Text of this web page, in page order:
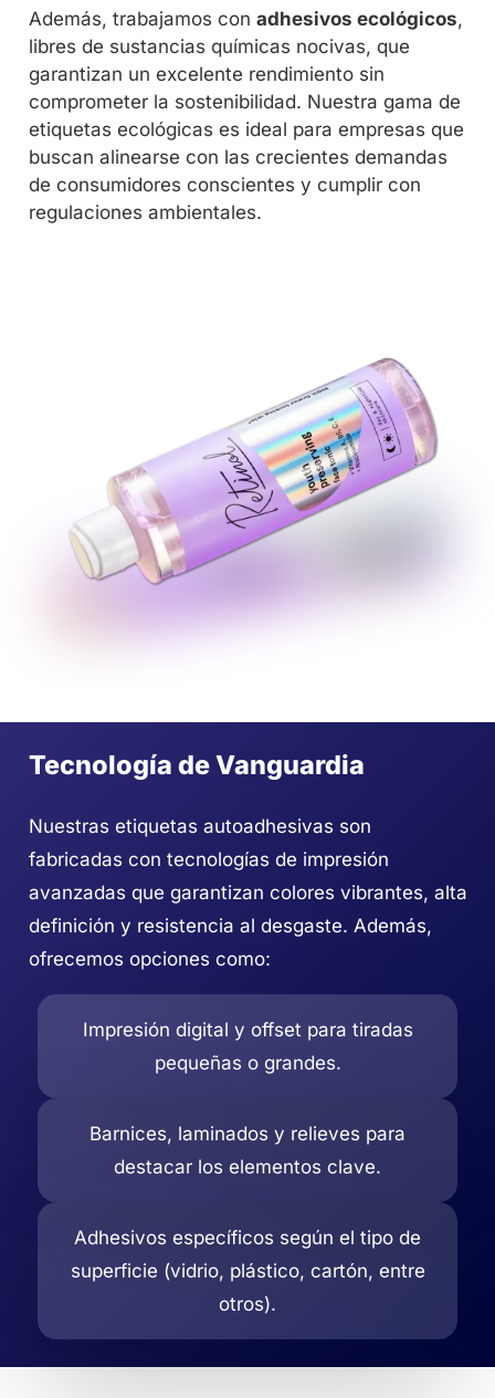
Además, trabajamos con adhesivos ecológicos,
libres de sustancias químicas nocivas, que
garantizan un excelente rendimiento sin
comprometer la sostenibilidad. Nuestra gama de
etiquetas ecológicas es ideal para empresas que
buscan alinearse con las crecientes demandas
de consumidores conscientes y cumplir con
regulaciones ambientales.
Tecnología de Vanguardia
Nuestras etiquetas autoadhesivas son
fabricadas con tecnologías de impresión
avanzadas que garantizan colores vibrantes, alta
definición y resistencia al desgaste. Además,
ofrecemos opciones como:
Impresión digital y offset para tiradas
pequeñas o grandes.
Barnices, laminados y relieves para
destacar los elementos clave.
Adhesivos específicos según el tipo de
superficie (vidrio, plástico, cartón, entre
otros).